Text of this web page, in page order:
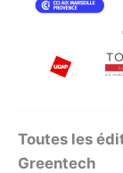
Toutes les
Greentech